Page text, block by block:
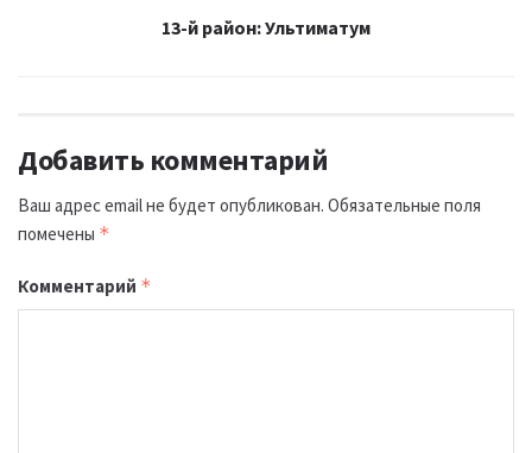
13-й район: Ультиматум
Добавить комментарий
Ваш адрес email не будет опубликован. Обязательные поля
помечены *
Комментарий *